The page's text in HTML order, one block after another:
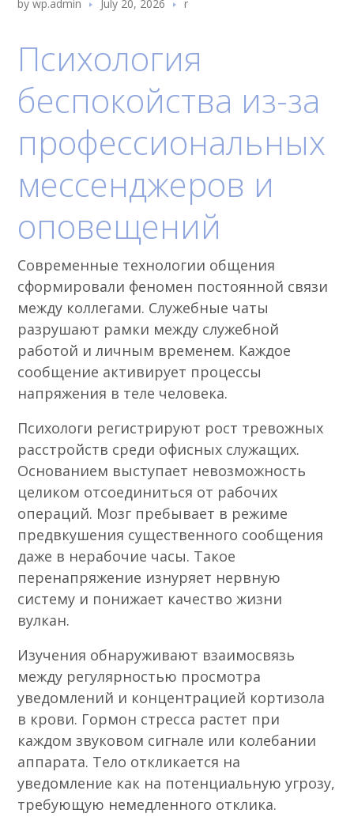
bywp.admin July 20, 2026 r
Психология
беспокойства из-за
профессиональных
мессенджеров и
оповещений
Современные технологии общения
сформировали феномен постоянной связи
между коллегами. Служебные чаты
разрушают рамки между служебной
работой и личным временем. Каждое
сообщение активирует процессы
напряжения в теле человека.
Психологи регистрируют рост тревожных
расстройств среди офисных служащих.
Основанием выступает невозможность
целиком отсоединиться от рабочих
операций. Мозг пребывает в режиме
предвкушения существенного сообщения
даже в нерабочие часы. Такое
перенапряжение изнуряет нервную
систему и понижает качество жизни
вулкан.
Изучения обнаруживают взаимосвязь
между регулярностью просмотра
уведомлений и концентрацией кортизола
в крови. Гормон стресса растет при
каждом звуковом сигнале или колебании
аппарата. Тело откликается на
уведомление как на потенциальную угрозу,
требующую немедленного отклика.